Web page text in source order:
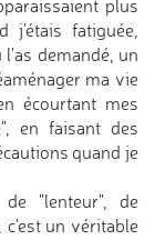
plus
j'étais fatiguée,
demandé, un
ma vie
écourtant mes
en faisant des
quand je
"lenteur", de
c'est un véritable